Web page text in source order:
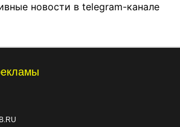
новости в telegram-канале